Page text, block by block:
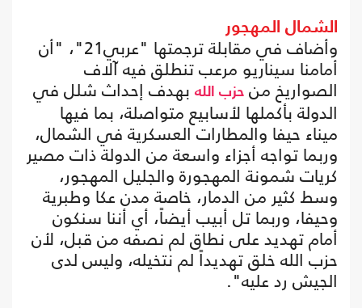
الشمال المهجور
وأضاف في مقابلة ترجمتها "عربي21"، "أن
أمامنا سيناريو مرعب تنطلق فيه آلاف
الصواريخ من حزب الله بهدف إحداث شلل في
الدولة بأكملها لأسابيع متواصلة، بما فيها
ميناء حيفا والمطارات العسكرية في الشمال،
وربما تواجه أجزاء واسعة من الدولة ذات مصير
كريات شمونة المهجورة والجليل المهجور،
وسط كثير من الدمار، خاصة مدن عكا وطبرية
وحيفا، وربما تل أبيب أيضاً، أي أننا سنكون
أمام تهديد على نطاق لم نصفه من قبل، لأن
حزب الله خلق تهديداً لم نتخيله، وليس لدى
الجيش رد عليه".